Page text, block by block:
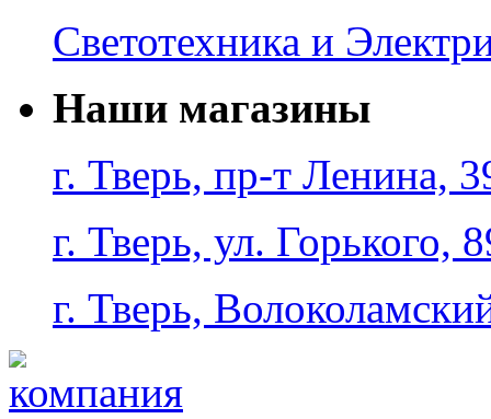
Светотехника и
Наши магазины
г. Тверь, пр-т Ленина,
г. Тверь, ул. Горького,
г. Тверь,